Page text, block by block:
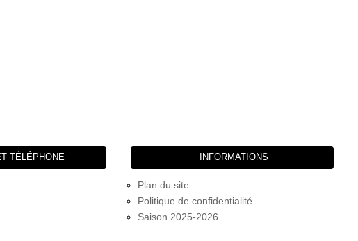
TÉLÉPHONE INFORMATIONS
Plan du site
Politique de confidentialité
Saison 2025-2026